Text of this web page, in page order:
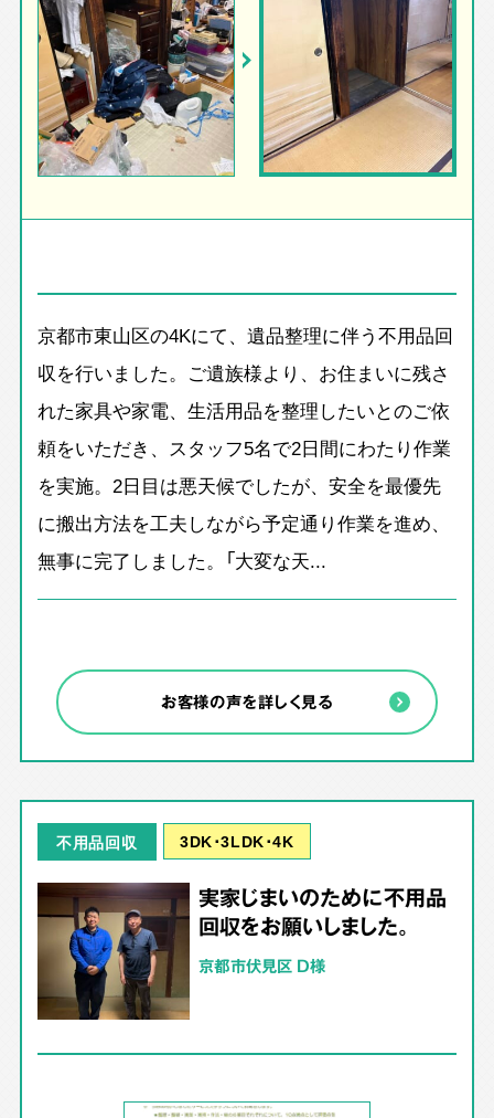
京都市東山区の4Kにて、遺品整理に伴う不用品回
収を行いました。ご遺族様より、お住まいに残さ
れた家具や家電、生活用品を整理したいとのご依
頼をいただき、スタッフ5名で2日間にわたり作業
を実施。2日目は悪天候でしたが、安全を最優先
に搬出方法を工夫しながら予定通り作業を進め、
無事に完了しました。「大変な天...
お客様の声を詳しく見る
不用品回収 3DK･3LDK･4K
実家じまいのために不用品
回収をお願いしました。
京都市伏見区 D様